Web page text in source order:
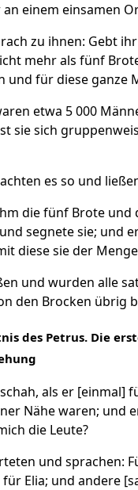
einem einsamen
zu ihnen: Gebt
mehr als fünf
und für diese ganze
etwa 5 000
sie sich
es so und
die fünf Brote und
segnete sie; und
diese sie der
und wurden alle
den Brocken übrig
des Petrus. Die
als er [einmal]
Nähe waren; und
die Leute?
und sprachen:
Elia; und andere